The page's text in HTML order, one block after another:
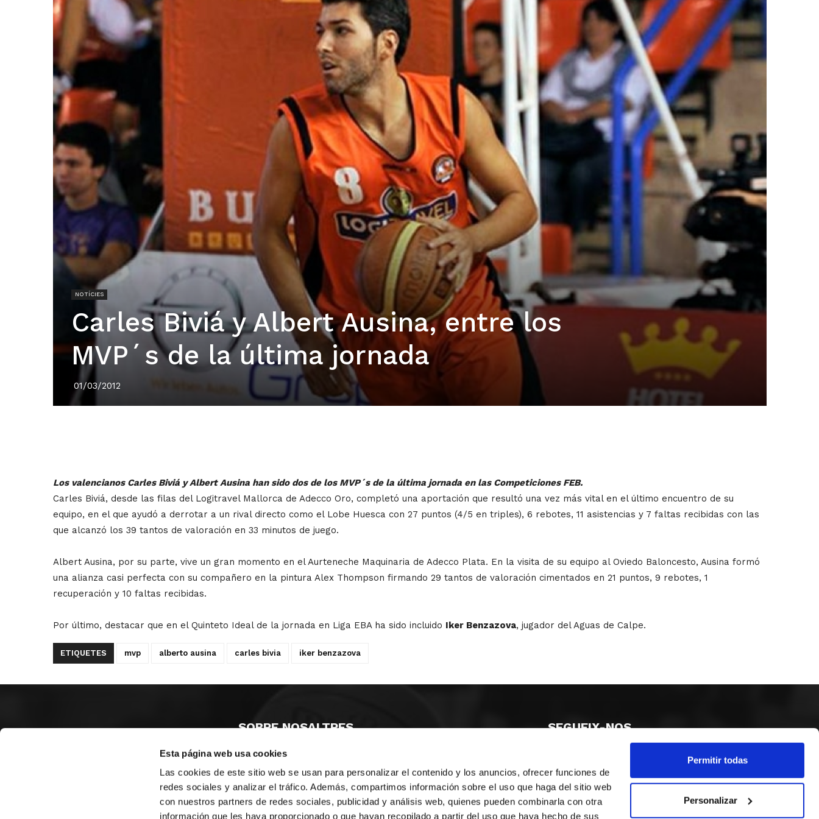
Esta página web usa cookies
Las cookies de este sitio web se usan para personalizar el contenido y los anuncios, ofrecer funciones de
redes sociales y analizar el tráfico. Además, compartimos información sobre el uso que haga del sitio web
con nuestros partners de redes sociales, publicidad y análisis web, quienes pueden combinarla con otra
información que les haya proporcionado o que hayan recopilado a partir del uso que haya hecho de sus
Permitir todas
Personalizar
NOTÍCIES
Carles Biviá y Albert Ausina, entre los
MVP´s de la última jornada
01/03/2012
Los valencianos Carles Biviá y Albert Ausina han sido dos de los MVP´s de la última jornada en las Competiciones FEB.
Carles Biviá, desde las filas del Logitravel Mallorca de Adecco Oro, completó una aportación que resultó una vez más vital en el último encuentro de su
equipo, en el que ayudó a derrotar a un rival directo como el Lobe Huesca con 27 puntos (4/5 en triples), 6 rebotes, 11 asistencias y 7 faltas recibidas con las
que alcanzó los 39 tantos de valoración en 33 minutos de juego.
Albert Ausina, por su parte, vive un gran momento en el Aurteneche Maquinaria de Adecco Plata. En la visita de su equipo al Oviedo Baloncesto, Ausina formó
una alianza casi perfecta con su compañero en la pintura Alex Thompson firmando 29 tantos de valoración cimentados en 21 puntos, 9 rebotes, 1
recuperación y 10 faltas recibidas.
Por último, destacar que en el Quinteto Ideal de la jornada en Liga EBA ha sido incluido Iker Benzazova, jugador del Aguas de Calpe.
ETIQUETES mvp alberto ausina carles bivia iker benzazova
SOBRE NOSALTRES
CASTELLÓ
VALÈNCIA
MONESTIR DE POBLET 14 1ª 3º
ALACANT
CIUDAD DE MATANZAS 12
fbcv@fbcv.es
SEGUEIX-NOS